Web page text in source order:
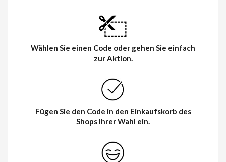
Wählen Sie einen Code oder gehen Sie einfach
zur Aktion.
Fügen Sie den Code in den Einkaufskorb des
Shops Ihrer Wahl ein.